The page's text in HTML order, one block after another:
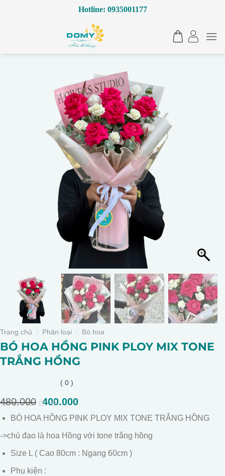
Hotline: 0935001177
Trang chủ Phân loại Bó hoa
BÓ HOA HỒNG PINK PLOY MIX TONE
TRẮNG HỒNG
out
5
( 0 )
480.000 Giá
gốc
là:
480.000.
400.000
hiện
tại
là:
400.000.
BÓ HOA HỒNG PINK PLOY MIX TONE TRẮNG HỒNG
->chủ đạo là hoa Hồng với tone trắng hồng
Size L ( Cao 80cm : Ngang 60cm )
Phụ kiện :